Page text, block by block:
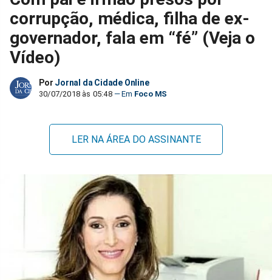
corrupção, médica, filha de ex-
governador, fala em “fé” (Veja o
Vídeo)
Por Jornal da Cidade Online
30/07/2018 às 05:48 Foco MS
LER NA ÁREA DO ASSINANTE